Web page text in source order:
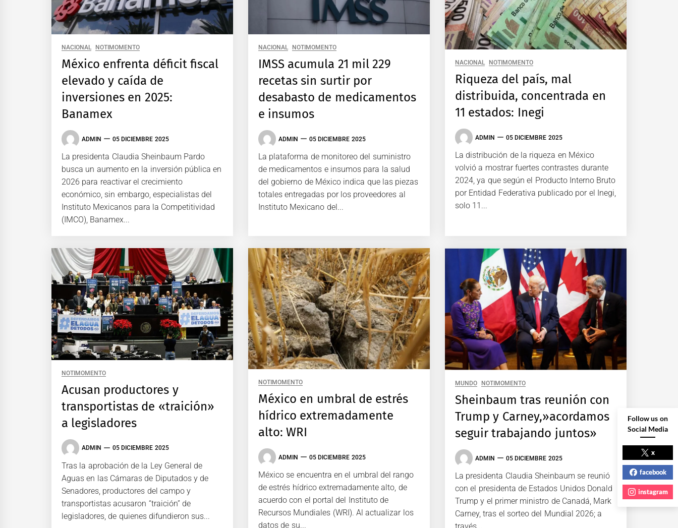
NACIONAL NOTIMOMENTO
México enfrenta déficit fiscal
elevado y caída de
inversiones en 2025:
Banamex
ADMIN 05 DICIEMBRE 2025
La presidenta Claudia Sheinbaum Pardo
busca un aumento en la inversión pública en
2026 para reactivar el crecimiento
económico, sin embargo, especialistas del
Instituto Mexicanos para la Competitividad
(IMCO), Banamex...
NACIONAL NOTIMOMENTO
IMSS acumula 21 mil 229
recetas sin surtir por
desabasto de medicamentos
e insumos
ADMIN 05 DICIEMBRE 2025
La plataforma de monitoreo del suministro
de medicamentos e insumos para la salud
del gobierno de México indica que las piezas
totales entregadas por los proveedores al
Instituto Mexicano del...
NACIONAL NOTIMOMENTO
Riqueza del país, mal
distribuida, concentrada en
11 estados: Inegi
ADMIN 05 DICIEMBRE 2025
La distribución de la riqueza en México
volvió a mostrar fuertes contrastes durante
2024, ya que según el Producto Interno Bruto
por Entidad Federativa publicado por el Inegi,
solo 11...
NOTIMOMENTO
Acusan productores y
transportistas de «traición»
a legisladores
ADMIN 05 DICIEMBRE 2025
Tras la aprobación de la Ley General de
Aguas en las Cámaras de Diputados y de
Senadores, productores del campo y
transportistas acusaron “traición” de
legisladores, de quienes difundieron sus...
NOTIMOMENTO
México en umbral de estrés
hídrico extremadamente
alto: WRI
ADMIN 05 DICIEMBRE 2025
México se encuentra en el umbral del rango
de estrés hídrico extremadamente alto, de
acuerdo con el portal del Instituto de
Recursos Mundiales (WRI). Al actualizar los
datos de su...
MUNDO NOTIMOMENTO
Sheinbaum tras reunión con
Trump y Carney,»acordamos
seguir trabajando juntos»
ADMIN 05 DICIEMBRE 2025
La presidenta Claudia Sheinbaum se reunió
con el presidenta de Estados Unidos Donald
Trump y el primer ministro de Canadá, Mark
Carney, tras el sorteo del Mundial 2026; a
Follow us on
Social Media
x
facebook
instagram